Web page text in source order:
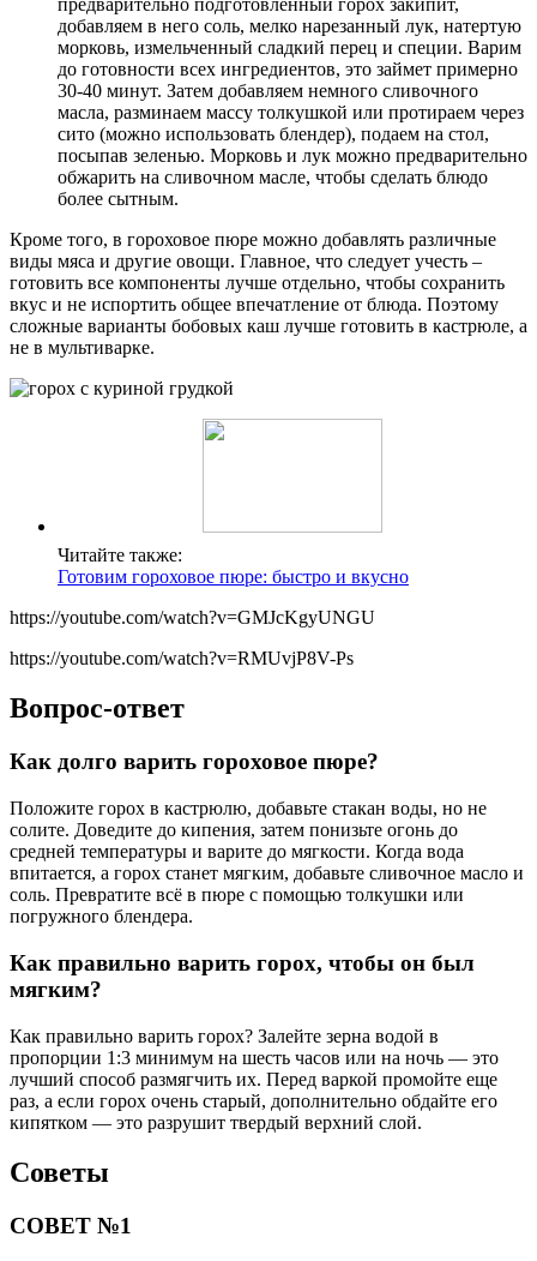
добавляем в него соль, мелко нарезанный лук, натертую
морковь, измельченный сладкий перец и специи. Варим
до готовности всех ингредиентов, это займет примерно
30-40 минут. Затем добавляем немного сливочного
масла, разминаем массу толкушкой или протираем через
сито (можно использовать блендер), подаем на стол,
посыпав зеленью. Морковь и лук можно предварительно
обжарить на сливочном масле, чтобы сделать блюдо
более сытным.
Кроме того, в гороховое пюре можно добавлять различные
виды мяса и другие овощи. Главное, что следует учесть –
готовить все компоненты лучше отдельно, чтобы сохранить
вкус и не испортить общее впечатление от блюда. Поэтому
сложные варианты бобовых каш лучше готовить в кастрюле, а
не в мультиварке.
Читайте также:
Готовим гороховое пюре: быстро и вкусно
https://youtube.com/watch?v=GMJcKgyUNGU
https://youtube.com/watch?v=RMUvjP8V-Ps
Вопрос-ответ
Как долго варить гороховое пюре?
Положите горох в кастрюлю, добавьте стакан воды, но не
солите. Доведите до кипения, затем понизьте огонь до
средней температуры и варите до мягкости. Когда вода
впитается, а горох станет мягким, добавьте сливочное масло и
соль. Превратите всё в пюре с помощью толкушки или
погружного блендера.
Как правильно варить горох, чтобы он был
мягким?
Как правильно варить горох? Залейте зерна водой в
пропорции 1:3 минимум на шесть часов или на ночь — это
лучший способ размягчить их. Перед варкой промойте еще
раз, а если горох очень старый, дополнительно обдайте его
кипятком — это разрушит твердый верхний слой.
Советы
СОВЕТ №1